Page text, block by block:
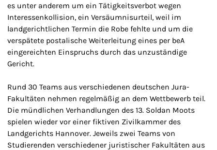
es unter anderem um ein Tätigkeitsverbot wegen
Interessenkollision, ein Versäumnisurteil, weil im
landgerichtlichen Termin die Robe fehlte und um die
verspätete postalische Weiterleitung eines per beA
eingereichten Einspruchs durch das unzuständige
Gericht.
Rund 30 Teams aus verschiedenen deutschen Jura-
Fakultäten nehmen regelmäßig an dem Wettbewerb teil.
Die mündlichen Verhandlungen des 13. Soldan Moots
spielen wieder vor einer fiktiven Zivilkammer des
Landgerichts Hannover. Jeweils zwei Teams von
Studierenden verschiedener juristischer Fakultäten aus